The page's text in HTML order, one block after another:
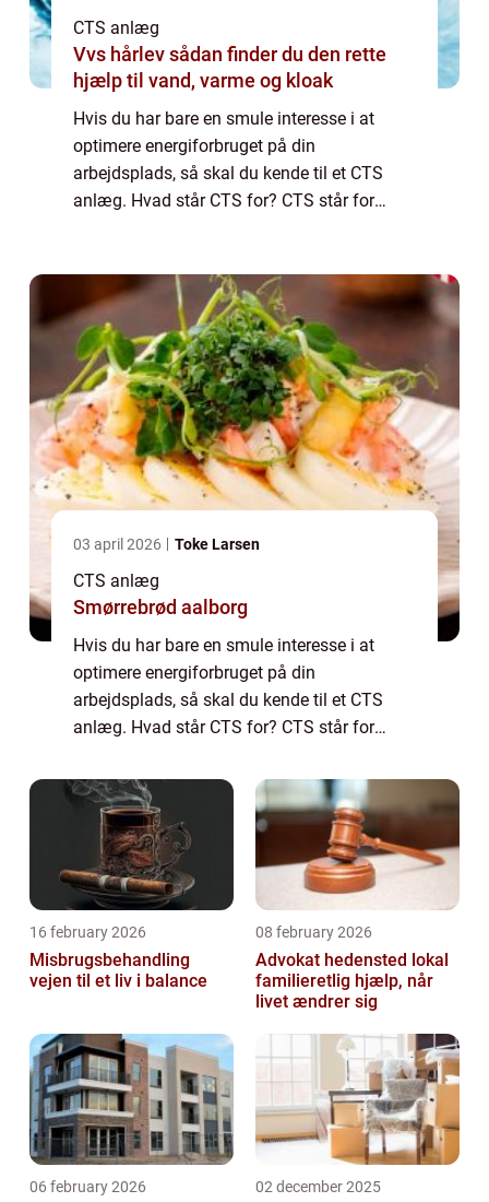
CTS anlæg
Vvs hårlev sådan finder du den rette
hjælp til vand, varme og kloak
Hvis du har bare en smule interesse i at
optimere energiforbruget på din
arbejdsplads, så skal du kende til et CTS
anlæg. Hvad står CTS for? CTS står for
virksomhe...
03 april 2026 Toke Larsen
CTS anlæg
Smørrebrød aalborg
Hvis du har bare en smule interesse i at
optimere energiforbruget på din
arbejdsplads, så skal du kende til et CTS
anlæg. Hvad står CTS for? CTS står for
system, som kan være relevant i alle de
virksomhe...
16 february 2026
Misbrugsbehandling
vejen til et liv i balance
08 february 2026
Advokat hedensted lokal
familieretlig hjælp, når
livet ændrer sig
06 february 2026 02 december 2025